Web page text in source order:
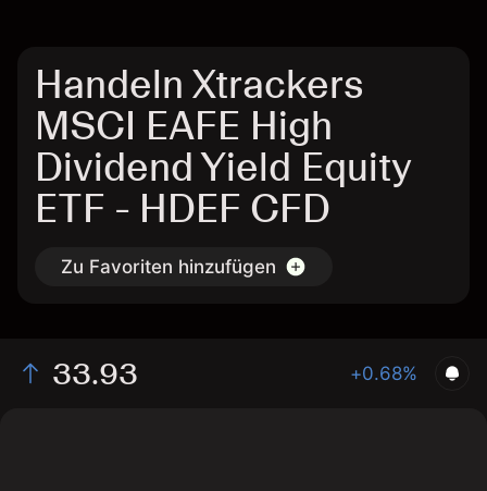
Handeln Xtrackers
MSCI EAFE High
Dividend Yield Equity
ETF - HDEF CFD
Zu Favoriten hinzufügen
33.93 +0.68%